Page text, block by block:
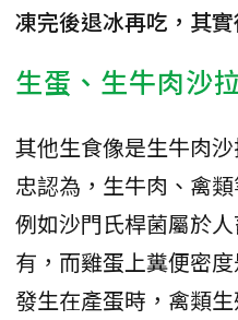
凍完後退冰再吃，其實
生蛋、生牛肉沙
其他生食像是生牛肉
忠認為，生牛肉、禽
例如沙門氏桿菌屬於
有，而雞蛋上糞便密
發生在產蛋時，禽類